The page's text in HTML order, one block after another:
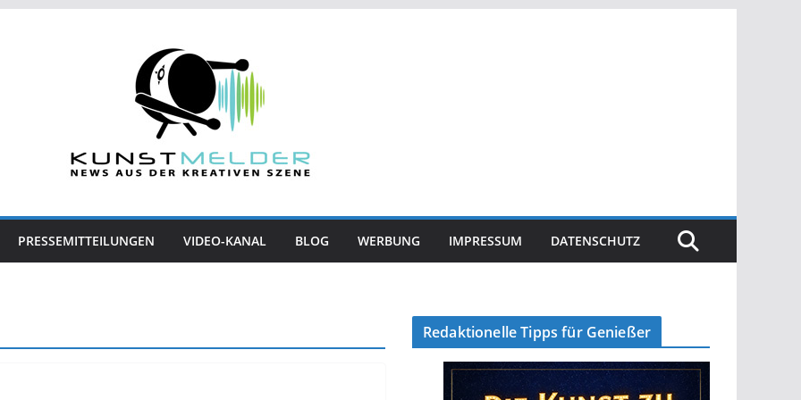
PRESSEMITTEILUNGEN VIDEO-KANAL BLOG WERBUNG IMPRESSUM DATENSCHUTZ
Redaktionelle Tipps für Genießer